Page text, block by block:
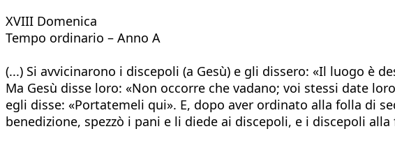
XVIII Domenica
Tempo ordinario – Anno A
(...) Si avvicinarono i discepoli (a Gesù) e gli dissero: «Il luogo è
Ma Gesù disse loro: «Non occorre che vadano; voi stessi date
egli disse: «Portatemeli qui». E, dopo aver ordinato alla folla di
benedizione, spezzò i pani e li diede ai discepoli, e i discepoli alla